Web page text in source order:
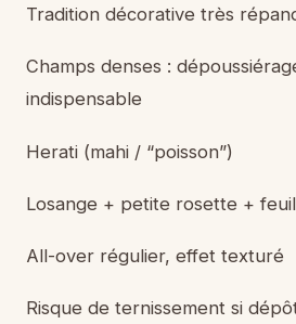
Tradition décorative très
Champs denses :
indispensable
Herati (mahi / “poisson”)
Losange + petite rosette +
All-over régulier, effet texturé
Risque de ternissement si